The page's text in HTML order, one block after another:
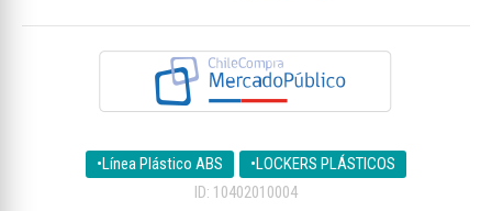
•Línea Plástico ABS
•LOCKERS PLÁSTICOS
ID: 10402010004